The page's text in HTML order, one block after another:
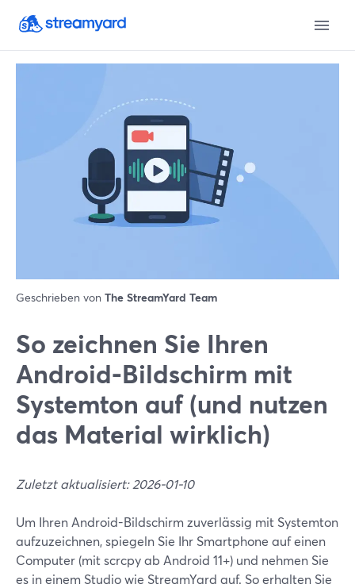
Geschrieben von The StreamYard Team
So zeichnen Sie Ihren
Android-Bildschirm mit
Systemton auf (und nutzen
das Material wirklich)
Zuletzt aktualisiert: 2026-01-10
Um Ihren Android-Bildschirm zuverlässig mit Systemton
aufzuzeichnen, spiegeln Sie Ihr Smartphone auf einen
Computer (mit scrcpy ab Android 11+) und nehmen Sie
es in einem Studio wie StreamYard auf. So erhalten Sie